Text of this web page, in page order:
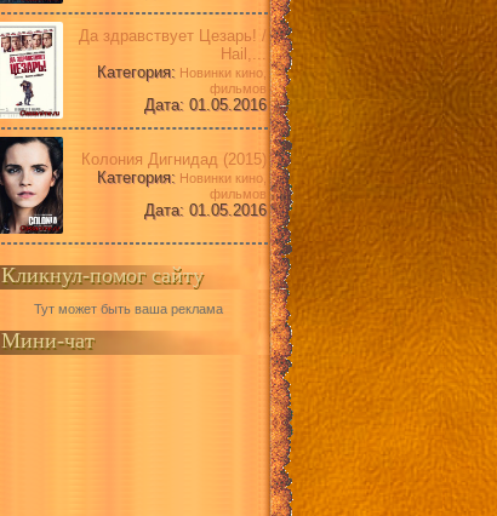
Да здравствует Цезарь! /
Hail,...
Категория: Новинки кино,
фильмов
Дата: 01.05.2016
Колония Дигнидад (2015)
Категория: Новинки кино,
фильмов
Дата: 01.05.2016
Кликнул-помог сайту
Тут может быть ваша реклама
Мини-чат